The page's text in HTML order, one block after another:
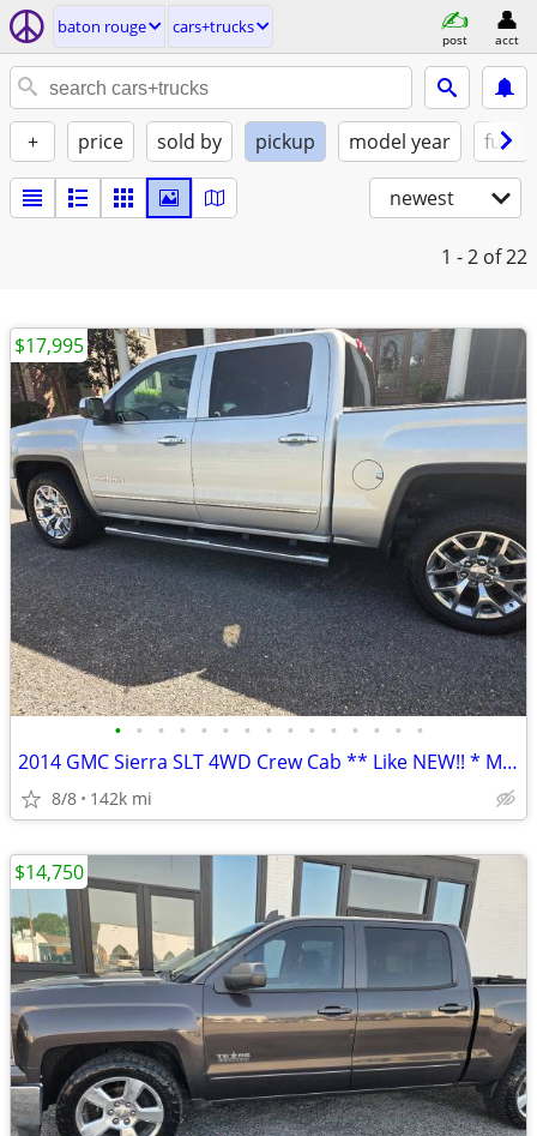
baton rouge cars+trucks
post acct
+ price sold by pickup model year fuel
newest
1 - 2 of 22
• • • • • • • • • • • • • • •
2014 GMC Sierra SLT 4WD Crew Cab ** Like NEW!! * Must SEE!!
8/8 142k mi
$17,995
$14,750